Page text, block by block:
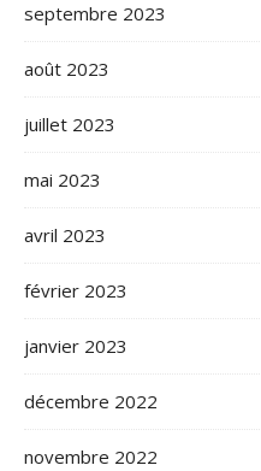
septembre 2023
août 2023
juillet 2023
mai 2023
avril 2023
février 2023
janvier 2023
décembre 2022
novembre 2022